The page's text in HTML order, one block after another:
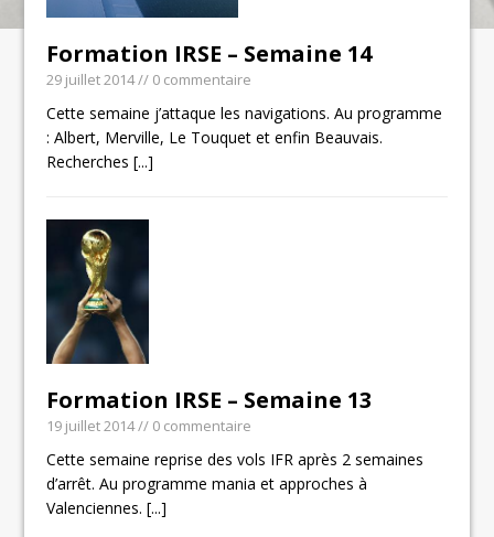
Formation IRSE – Semaine 14
29 juillet 2014// 0 commentaire
Cette semaine j’attaque les navigations. Au programme
: Albert, Merville, Le Touquet et enfin Beauvais.
Recherches[...]
Formation IRSE – Semaine 13
19 juillet 2014// 0 commentaire
Cette semaine reprise des vols IFR après 2 semaines
d’arrêt. Au programme mania et approches à
Valenciennes.[...]